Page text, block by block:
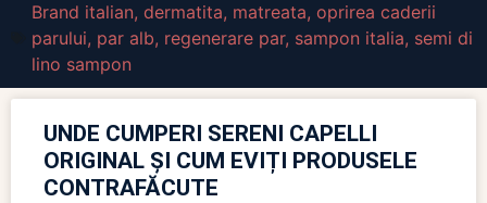
Brand italian, dermatita, matreata, oprirea caderii
parului, par alb, regenerare par, sampon italia, semi di
lino sampon
UNDE CUMPERI SERENI CAPELLI
ORIGINAL ȘI CUM EVIȚI PRODUSELE
CONTRAFĂCUTE